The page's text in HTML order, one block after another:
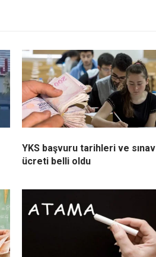
YKS başvuru tarihleri ve sınav
ücreti belli oldu